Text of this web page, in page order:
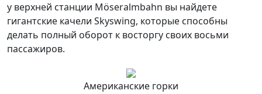
у верхней станции Möseralmbahn вы найдете
гигантские качели Skyswing, которые способны
делать полный оборот к восторгу своих восьми
пассажиров.
Американские горки